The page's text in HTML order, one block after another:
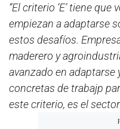
“El criterio ‘E’ tiene
empiezan a adaptarse
estos desafíos.
maderero y
avanzado en adaptarse
concretas de trabajp
este criterio, es el